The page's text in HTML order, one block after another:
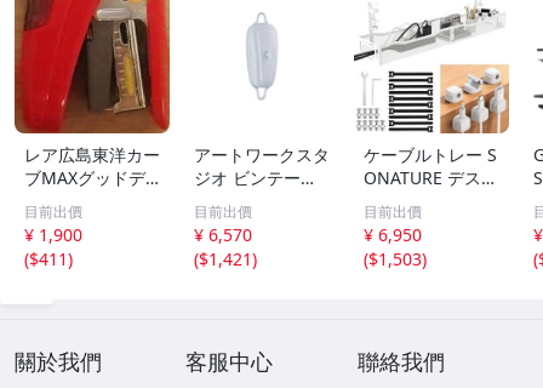
レア広島東洋カー
ブMAXグッドデ
ザイン賞ホッチキ
スHD-10NLKマッ
クス今日も勝ちっ
とサクリSAKURI
目前出價
¥ 1,900
($411)
アートワークスタ
ジオ ビンテージ
ケーブルアジャス
ター コード収納
コードリール 適
合ケーブルφ7m
目前出價
¥ 6,570
($1,421)
ケーブルトレー S
ONATURE デスク
下 収納 配線隠し
幅64cm天板1〜5
cm対応 人気版 穴
あけ不要 12KG耐
目前出價
¥ 6,950
($1,503)
(
關於我們 客服中心 聯絡我們